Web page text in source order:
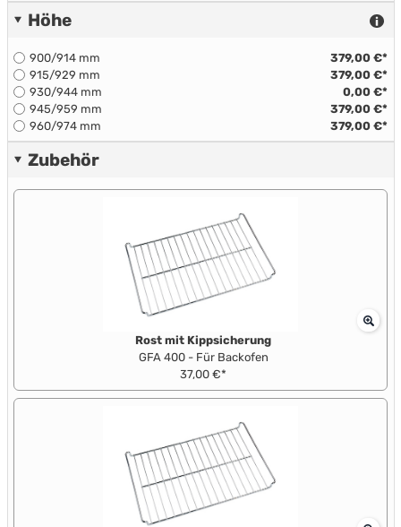
Höhe
900/914 mm
379,00 €*
915/929 mm
379,00 €*
930/944 mm
0,00 €*
945/959 mm
379,00 €*
960/974 mm
379,00 €*
Zubehör
Rost mit Kippsicherung
GFA 400 - Für Backofen
37,00 €*